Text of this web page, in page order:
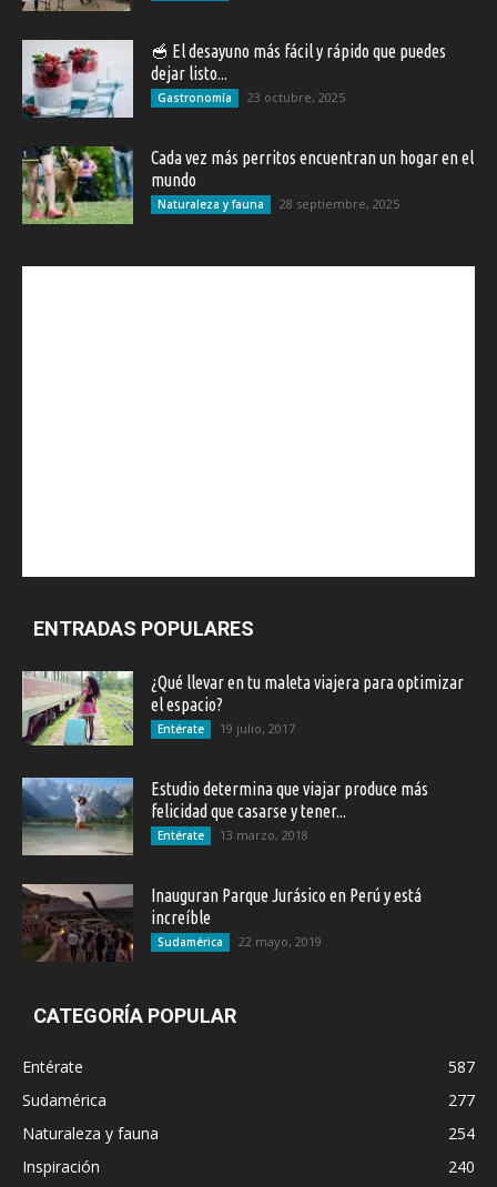
🥣 El desayuno más fácil y rápido que puedes
dejar listo...
Gastronomía 23 octubre, 2025
Cada vez más perritos encuentran un hogar en el
mundo
Naturaleza y fauna 28 septiembre, 2025
ENTRADAS POPULARES
¿Qué llevar en tu maleta viajera para optimizar
el espacio?
Entérate 19 julio, 2017
Estudio determina que viajar produce más
felicidad que casarse y tener...
Entérate 13 marzo, 2018
Inauguran Parque Jurásico en Perú y está
increíble
Sudamérica 22 mayo, 2019
CATEGORÍA POPULAR
Entérate
587
Sudamérica
277
Naturaleza y fauna
254
Inspiración
240